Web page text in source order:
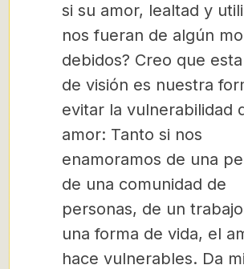
si su amor, lealtad y
nos fueran de algún
debidos? Creo que
de visión es nuestra
evitar la vulnerabilidad
amor: Tanto si nos
enamoramos de una
de una comunidad de
personas, de un
una forma de vida, el
hace vulnerables. Da